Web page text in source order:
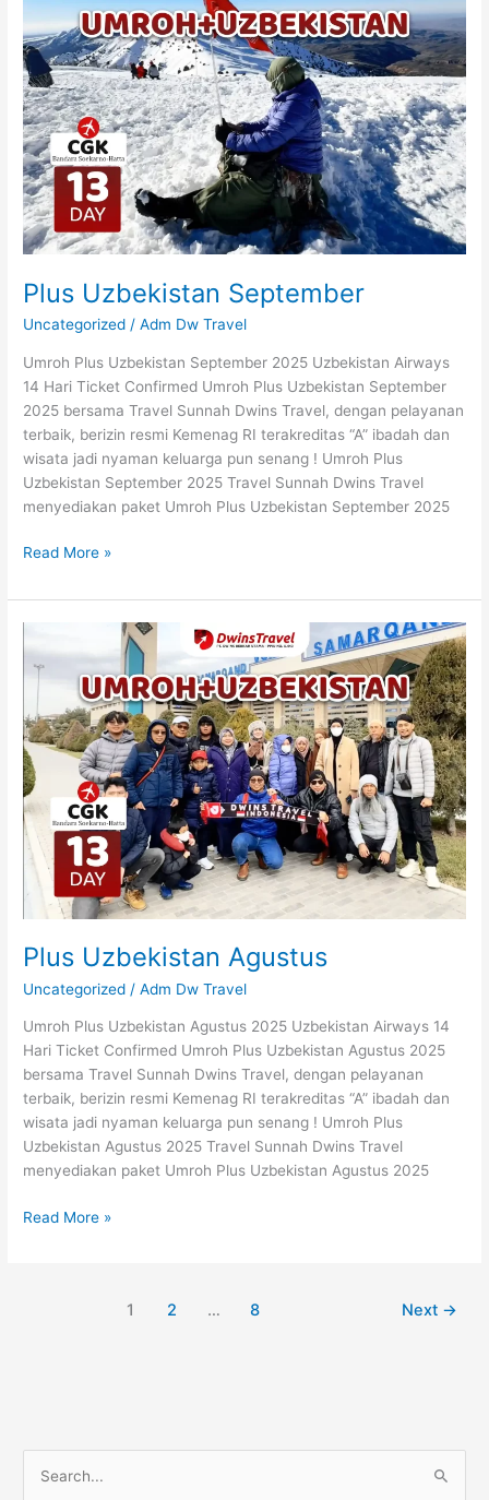
Plus Uzbekistan September
Uncategorized /Adm Dw Travel
Umroh Plus Uzbekistan September 2025 Uzbekistan Airways
14 Hari Ticket Confirmed Umroh Plus Uzbekistan September
2025 bersama Travel Sunnah Dwins Travel, dengan pelayanan
terbaik, berizin resmi Kemenag RI terakreditas “A” ibadah dan
wisata jadi nyaman keluarga pun senang ! Umroh Plus
Uzbekistan September 2025 Travel Sunnah Dwins Travel
menyediakan paket Umroh Plus Uzbekistan September 2025
September
Read More »
Plus Uzbekistan Agustus
Uncategorized /Adm Dw Travel
Umroh Plus Uzbekistan Agustus 2025 Uzbekistan Airways 14
Hari Ticket Confirmed Umroh Plus Uzbekistan Agustus 2025
bersama Travel Sunnah Dwins Travel, dengan pelayanan
terbaik, berizin resmi Kemenag RI terakreditas “A” ibadah dan
wisata jadi nyaman keluarga pun senang ! Umroh Plus
Uzbekistan Agustus 2025 Travel Sunnah Dwins Travel
menyediakan paket Umroh Plus Uzbekistan Agustus 2025
Uzbekistan
Agustus
Read More »
1 2 … 8 Next →